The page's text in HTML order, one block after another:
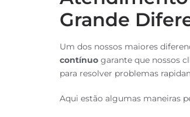
Grande
Um dos nossos maiores
contínuo garante que nossos
para resolver problemas
Aqui estão algumas maneiras